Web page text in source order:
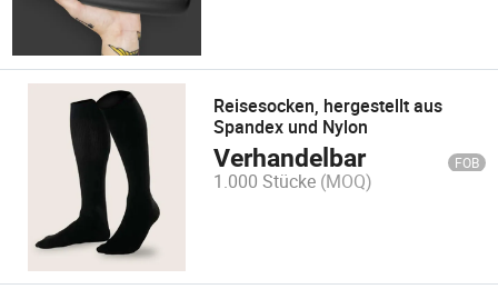
Reisesocken, hergestellt aus
Spandex und Nylon
Verhandelbar FOB
1.000 Stücke (MOQ)